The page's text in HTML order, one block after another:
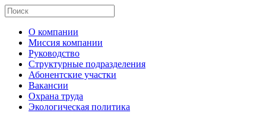
О компании
Миссия компании
Руководство
Структурные подразделения
Абонентские участки
Вакансии
Охрана труда
Экологическая политика